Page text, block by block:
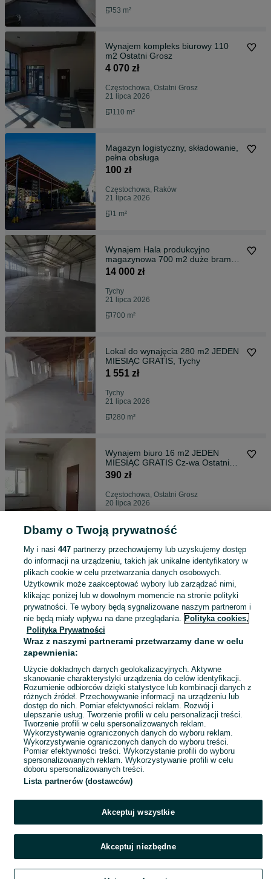
53 m²
Wynajem kompleks biurowy 110
m2 Ostatni Grosz
4 070 zł
Częstochowa, Ostatni Grosz
21 lipca 2026
110 m²
Magazyn logistyczny, składowanie,
pełna obsługa
100 zł
Częstochowa, Raków
21 lipca 2026
1 m²
Wynajem Hala produkcyjno
magazynowa 700 m2 duże bramy
Tychy
14 000 zł
Tychy
21 lipca 2026
700 m²
Lokal do wynajęcia 280 m2 JEDEN
MIESIĄC GRATIS, Tychy
1 551 zł
Tychy
21 lipca 2026
280 m²
Wynajem biuro 16 m2 JEDEN
MIESIĄC GRATIS Cz-wa Ostatni
Grosz
390 zł
Częstochowa, Ostatni Grosz
20 lipca 2026
Do sprzedania Porsche Cayenne
Turbo 4,5 V8 biturbo
23 900 zł
Częstochowa, Ostatni Grosz
17 lipca 2026
2005 - 193 000 km
MIESIĄC GARTIS - lokal uslugowy
957 zł
Częstochowa, Ostatni Grosz
17 lipca 2026
17 m²
Dbamy o Twoją prywatność
My i nasi 447partnerzy przechowujemy lub uzyskujemy dostęp
do informacji na urządzeniu, takich jak unikalne identyfikatory w
plikach cookie w celu przetwarzania danych osobowych.
Użytkownik może zaakceptować wybory lub zarządzać nimi,
klikając poniżej lub w dowolnym momencie na stronie polityki
prywatności. Te wybory będą sygnalizowane naszym partnerom i
nie będą miały wpływu na dane przeglądania. Polityka cookies,
Polityka Prywatności
Wraz z naszymi partnerami przetwarzamy dane w celu
zapewnienia:
Użycie dokładnych danych geolokalizacyjnych. Aktywne
skanowanie charakterystyki urządzenia do celów identyfikacji.
Rozumienie odbiorców dzięki statystyce lub kombinacji danych z
różnych źródeł. Przechowywanie informacji na urządzeniu lub
dostęp do nich. Pomiar efektywności reklam. Rozwój i
ulepszanie usług. Tworzenie profili w celu personalizacji treści.
Tworzenie profili w celu spersonalizowanych reklam.
Wykorzystywanie ograniczonych danych do wyboru reklam.
Wykorzystywanie ograniczonych danych do wyboru treści.
Pomiar efektywności treści. Wykorzystanie profili do wyboru
spersonalizowanych reklam. Wykorzystywanie profili w celu
doboru spersonalizowanych treści.
Lista partnerów (dostawców)
Akceptuj wszystkie
Akceptuj niezbędne